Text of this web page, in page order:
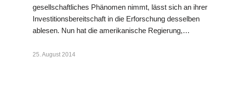
gesellschaftliches Phänomen nimmt, lässt sich an ihrer
Investitionsbereitschaft in die Erforschung desselben
ablesen. Nun hat die amerikanische Regierung,…
25. August 2014